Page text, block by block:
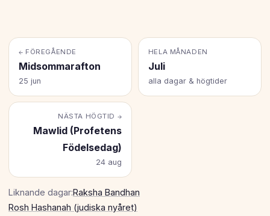
← FÖREGÅENDE
Midsommarafton
25 jun
HELA MÅNADEN
Juli
alla dagar & högtider
NÄSTA HÖGTID →
Mawlid (profetens
Födelsedag)
24 aug
Liknande dagar:Raksha Bandhan
Rosh Hashanah (judiska nyåret)